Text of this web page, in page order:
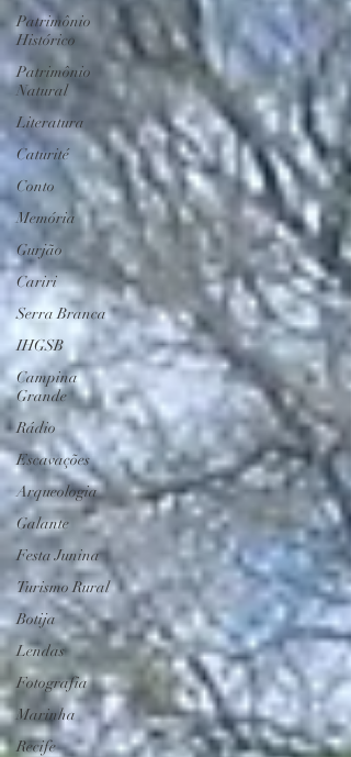
Patrimônio
Histórico
Patrimônio
Natural
Literatura
Caturité
Conto
Memória
Gurjão
Cariri
Serra Branca
IHGSB
Campina
Grande
Rádio
Escavações
Arqueologia
Galante
Festa Junina
Turismo Rural
Botija
Lendas
Fotografia
Marinha
Recife